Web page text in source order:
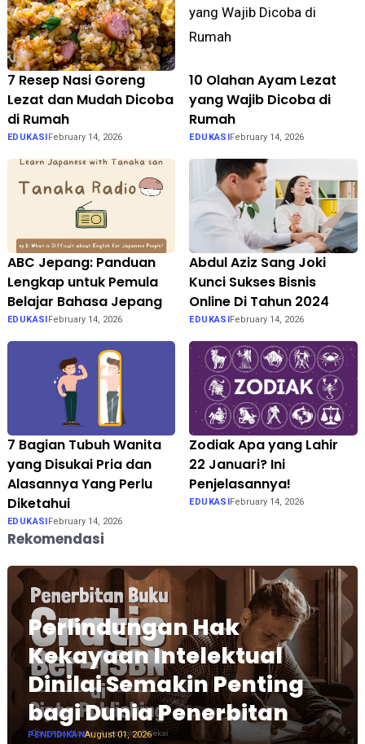
7 Resep Nasi Goreng
Lezat dan Mudah Dicoba
di Rumah
EDUKASIFebruary 14, 2026
10 Olahan Ayam Lezat
yang Wajib Dicoba di
Rumah
EDUKASIFebruary 14, 2026
ABC Jepang: Panduan
Lengkap untuk Pemula
Belajar Bahasa Jepang
EDUKASIFebruary 14, 2026
Abdul Aziz Sang Joki
Kunci Sukses Bisnis
Online Di Tahun 2024
EDUKASIFebruary 14, 2026
7 Bagian Tubuh Wanita
yang Disukai Pria dan
Alasannya Yang Perlu
Diketahui
EDUKASIFebruary 14, 2026
Zodiak Apa yang Lahir
22 Januari? Ini
Penjelasannya!
EDUKASIFebruary 14, 2026
Rekomendasi
Perlindungan Hak
Kekayaan Intelektual
Dinilai Semakin Penting
bagi Dunia Penerbitan
PENDIDIKANAugust 01, 2026